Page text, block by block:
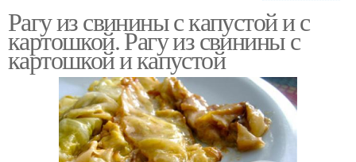
Капуста с фаршем Свинин с капустой
Капуста в духовке Капусты в духовке
Рагу из свинины с капустой и с
картошкой. Рагу из свинины с
картошкой и капустой